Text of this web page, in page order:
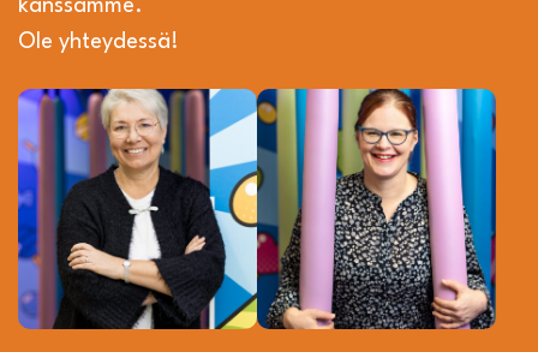
kanssamme.
Ole yhteydessä!